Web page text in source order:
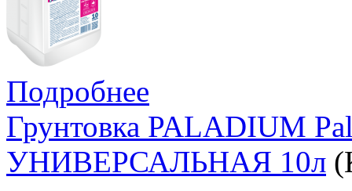
Подробнее
Грунтовка PALADIUM
УНИВЕРСАЛЬНАЯ 10л